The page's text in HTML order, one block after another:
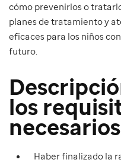
cómo prevenirlos o
planes de tratamiento y
eficaces para los niños
futuro.
los
necesarios
Haber finalizado la